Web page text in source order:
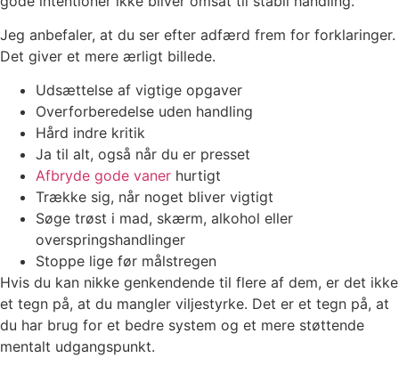
Jeg anbefaler, at du ser efter adfærd frem for forklaringer.
Det giver et mere ærligt billede.
Udsættelse af vigtige opgaver
Overforberedelse uden handling
Hård indre kritik
Ja til alt, også når du er presset
Afbryde gode vaner hurtigt
Trække sig, når noget bliver vigtigt
Søge trøst i mad, skærm, alkohol eller
overspringshandlinger
Stoppe lige før målstregen
Hvis du kan nikke genkendende til flere af dem, er det ikke
et tegn på, at du mangler viljestyrke. Det er et tegn på, at
du har brug for et bedre system og et mere støttende
mentalt udgangspunkt.